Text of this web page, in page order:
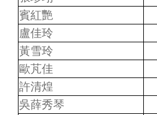
賓紅艷
盧佳玲
黃雪玲
歐芃佳
許清煌
吳薛秀琴